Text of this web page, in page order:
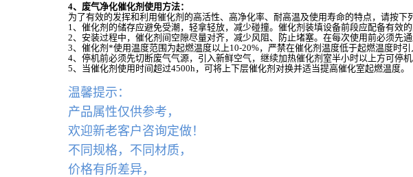
4、废气净化催化剂 使用方法：
为了有效的发挥和利用催化剂的高活性、高净化率、耐高温及使用寿命的特点，请按下
1 、催化剂的储存应避免受潮，轻拿轻放，减少碰撞。催化剂装填设备前段应配备有效
2、安装过程中，催化剂间空隙尽量对齐，减少风阻、防止堵塞。在每次使用前必须先
3、催化剂*使用温度范围为起燃温度以上10-20%，严禁在催化剂温度低于起燃温度时
4、停机前必须先切断废气气源，引入新鲜空气，继续加热催化剂室半小时以上方可停机
5、当催化剂使用时间超过4500h ，可将上下层催化剂对换并适当提高催化室起燃温度。
温馨提示：
产品属性仅供参考，
欢迎新老客户咨询定做！
不同规格，不同材质，
价格有所差异，